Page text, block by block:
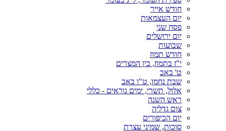
חודש אייר
יום העצמאות
פסח שני
יום ירושלים
שבועות
חודש תמוז
י"ז בתמוז, בין המצרים
ט' באב
שבת נחמו, ט"ו באב
אלול, תשרי, ימים נוראים - כללי
ראש השנה
צום גדליה
יום הכיפורים
סוכות, שמיני עצרת